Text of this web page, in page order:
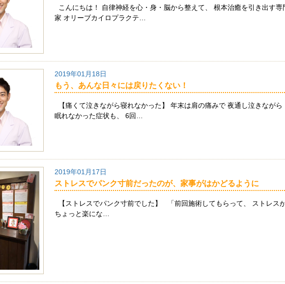
こんにちは！ 自律神経を心・身・脳から整えて、 根本治癒を引き出す専
家 オリーブカイロプラクテ…
2019年01月18日
もう、あんな日々には戻りたくない！
【痛くて泣きながら寝れなかった】 年末は肩の痛みで 夜通し泣きながら
眠れなかった症状も、 6回…
2019年01月17日
ストレスでパンク寸前だったのが、家事がはかどるように
【ストレスでパンク寸前でした】 「前回施術してもらって、 ストレス
ちょっと楽にな…